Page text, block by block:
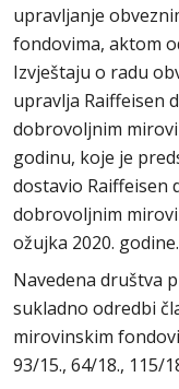
upravljanje
fondovima, aktom
Izvještaju o radu
upravlja Raiffeisen
dobrovoljnim
godinu, koje je
dostavio Raiffeisen
dobrovoljnim
ožujka 2020. godine.
Navedena društva
sukladno odredbi
mirovinskim
93/15., 64/18., 115/